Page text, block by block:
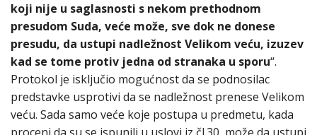
koji nije u saglasnosti s nekom prethodnom
presudom Suda, veće može, sve dok ne donese
presudu, da ustupi nadležnost Velikom veću, izuzev
kad se tome protiv jedna od stranaka u sporu“.
Protokol je isključio mogućnost da se podnosilac
predstavke usprotivi da se nadležnost prenese Velikom
veću. Sada samo veće koje postupa u predmetu, kada